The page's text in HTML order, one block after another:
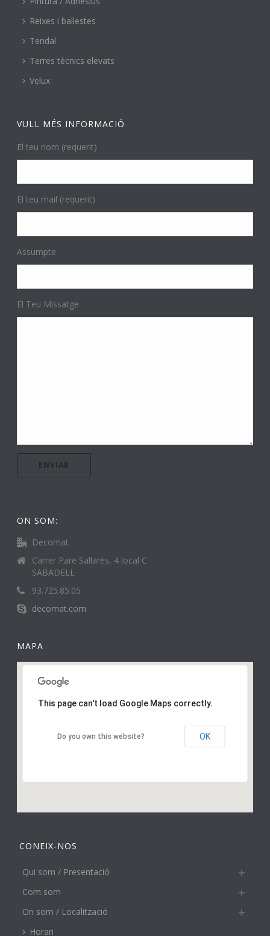
Reixes i ballestes
Tendal
Terres tècnics elevats
Velux
VULL MÉS INFORMACIÓ
El teu nom (requerit)
El teu mail (requerit)
Assumpte
El Teu Missatge
ON SOM:
Decomat
Carrer Pare Sallarès, 4 local C
SABADELL
93.725.85.05
decomat.com
MAPA
This page can't load Google Maps correctly.
Do you own this website? OK
CONEIX-NOS
Qui som / Presentació
Com som
On som / Localització
Horari